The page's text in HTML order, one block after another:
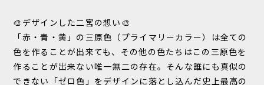
🎨デザインした二宮の想い🎨
「赤・青・黄」の三原色（プライマリーカラー）は全ての
色を作ることが出来ても、その他の色たちはこの三原色を
作ることが出来ない唯一無二の存在。そんな誰にも真似の
できない「ゼロ色」をデザインに落とし込んだ史上最高の